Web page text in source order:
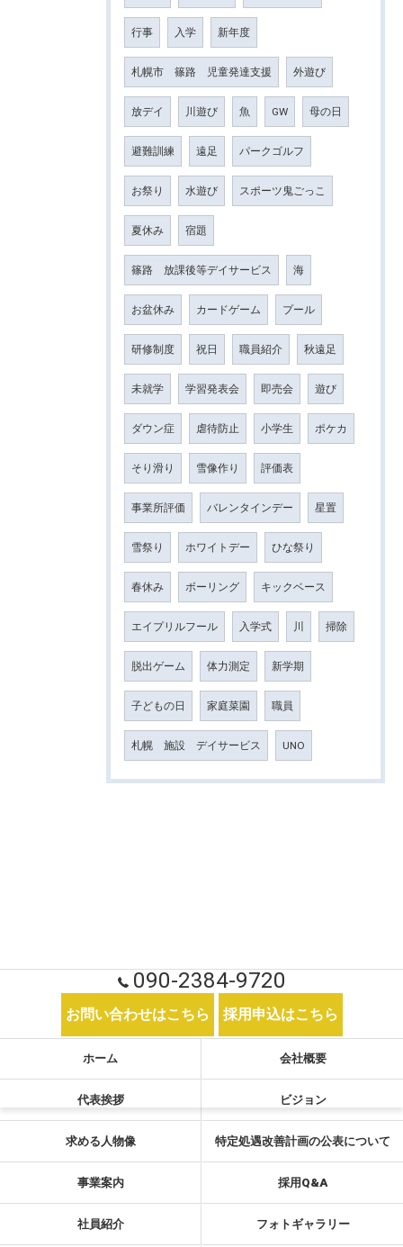
行事 入学 新年度
札幌市 篠路 児童発達支援 外遊び
放デイ 川遊び 魚 GW 母の日
避難訓練 遠足 パークゴルフ
お祭り 水遊び スポーツ鬼ごっこ
夏休み 宿題
篠路 放課後等デイサービス 海
お盆休み カードゲーム プール
研修制度 祝日 職員紹介 秋遠足
未就学 学習発表会 即売会 遊び
ダウン症 虐待防止 小学生 ポケカ
そり滑り 雪像作り 評価表
事業所評価 バレンタインデー 星置
雪祭り ホワイトデー ひな祭り
春休み ボーリング キックベース
エイプリルフール 入学式 川 掃除
脱出ゲーム 体力測定 新学期
子どもの日 家庭菜園 職員
札幌 施設 デイサービス UNO
090-2384-9720
お問い合わせはこちら 採用申込はこちら
ホーム 会社概要
代表挨拶 ビジョン
求める人物像 特定処遇改善計画の公表について
事業案内 採用Q&A
社員紹介 フォトギャラリー